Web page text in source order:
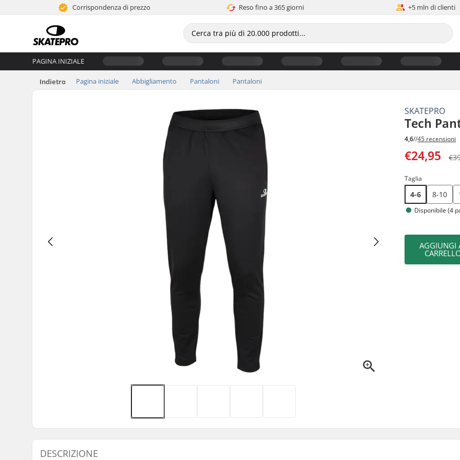
Corrispondenza di prezzo Reso fino a 365 giorni +5 mln di clienti
PAGINA INIZIALE
Indietro Pagina iniziale Abbigliamento Pantaloni Pantaloni
SKATEPRO
Tech
4,6//45 recensioni
€24,95
Taglia
4-6 8-10
Disponibile (4
AGGIUNGI
DESCRIZIONE